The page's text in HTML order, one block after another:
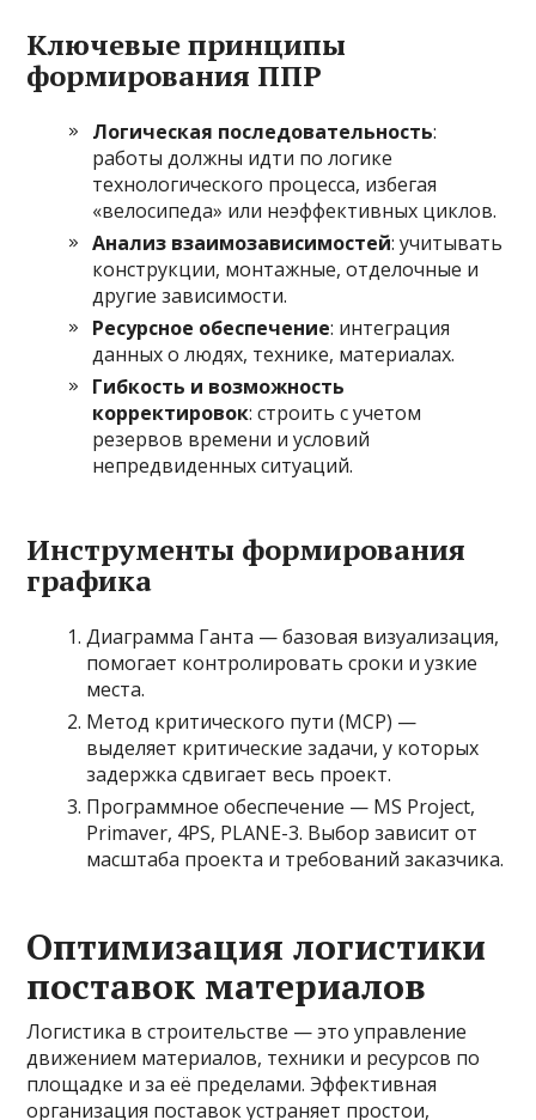
Ключевые принципы
формирования ППР
Логическая последовательность:
работы должны идти по логике
технологического процесса, избегая
«велосипеда» или неэффективных циклов.
Анализ взаимозависимостей: учитывать
конструкции, монтажные, отделочные и
другие зависимости.
Ресурсное обеспечение: интеграция
данных о людях, технике, материалах.
Гибкость и возможность
корректировок: строить с учетом
резервов времени и условий
непредвиденных ситуаций.
Инструменты формирования
графика
Диаграмма Ганта — базовая визуализация,
помогает контролировать сроки и узкие
места.
Метод критического пути (МCP) —
выделяет критические задачи, у которых
задержка сдвигает весь проект.
Программное обеспечение — MS Project,
Primaver, 4PS, PLANE-3. Выбор зависит от
масштаба проекта и требований заказчика.
Оптимизация логистики
поставок материалов
Логистика в строительстве — это управление
движением материалов, техники и ресурсов по
площадке и за её пределами. Эффективная
организация поставок устраняет простои,